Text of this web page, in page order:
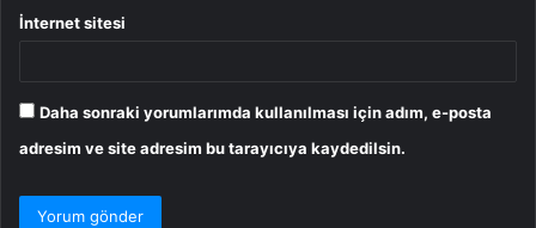
İnternet sitesi
Daha sonraki yorumlarımda kullanılması için adım, e-posta
adresim ve site adresim bu tarayıcıya kaydedilsin.